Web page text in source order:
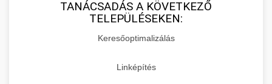
TANÁCSADÁS A KÖVETKEZŐ
TELEPÜLÉSEKEN:
Keresőoptimalizálás
Linképítés